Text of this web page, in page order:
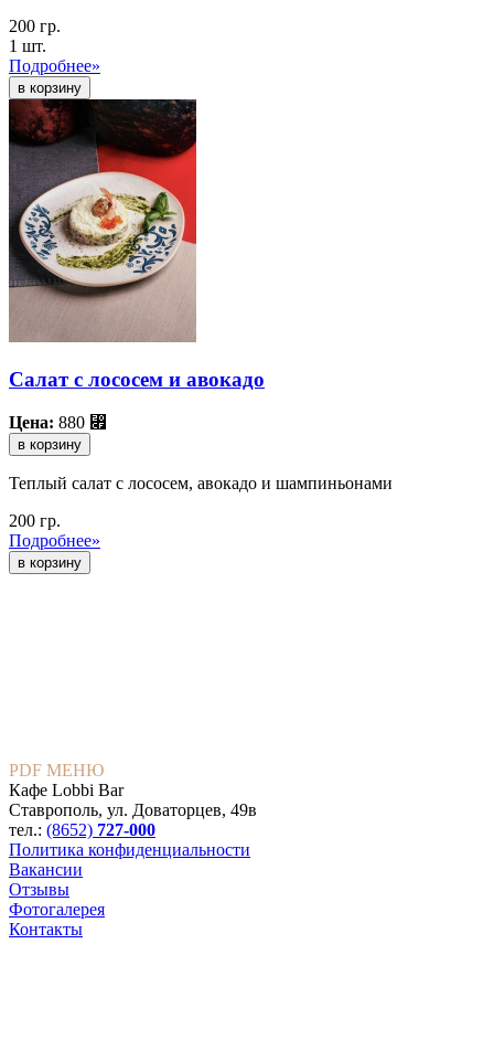
200 гр.
1 шт.
Подробнее»
Салат с лососем и авокадо
Цена: 880 ⃏
в корзину
Теплый салат с лососем, авокадо и шампиньонами
200 гр.
Подробнее»
PDF МЕНЮ
Кафе Lobbi Bar
Ставрополь, ул. Доваторцев, 49в
тел.: (8652) 727-000
Политика конфиденциальности
Вакансии
Отзывы
Фотогалерея
Контакты